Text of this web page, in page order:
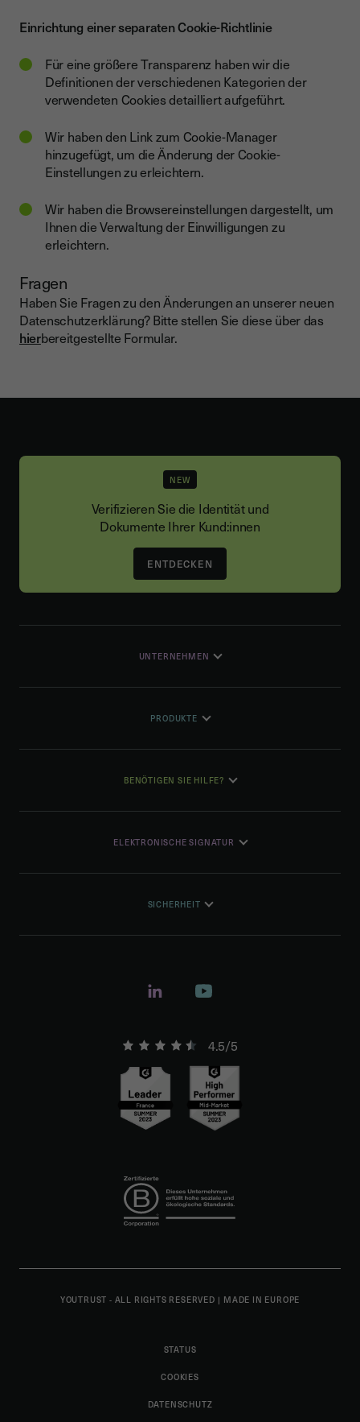
Einrichtung einer separaten Cookie-Richtlinie
Für eine größere Transparenz haben wir die
Definitionen der verschiedenen Kategorien der
verwendeten Cookies detailliert aufgeführt.
Wir haben den Link zum Cookie-Manager
hinzugefügt, um die Änderung der Cookie-
Einstellungen zu erleichtern.
Wir haben die Browsereinstellungen dargestellt, um
Ihnen die Verwaltung der Einwilligungen zu
erleichtern.
Fragen
Haben Sie Fragen zu den Änderungen an unserer neuen
Datenschutzerklärung? Bitte stellen Sie diese über das
hierbereitgestellte Formular.
NEW
Verifizieren Sie die Identität und
Dokumente Ihrer Kund:innen
ENTDECKEN
UNTERNEHMEN
PRODUKTE
BENÖTIGEN SIE HILFE?
ELEKTRONISCHE SIGNATUR
SICHERHEIT
4.5/5
YOUTRUST - ALL RIGHTS RESERVED | MADE IN EUROPE
STATUS
COOKIES
DATENSCHUTZ